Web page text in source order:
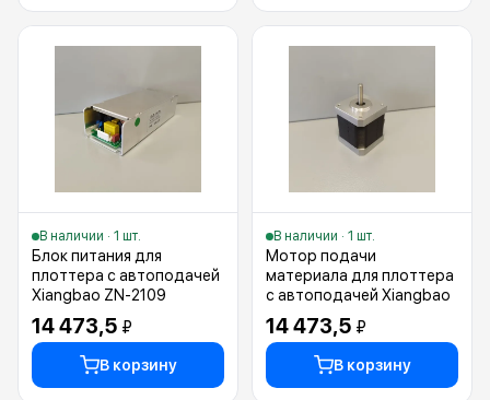
В наличии · 1 шт.
Блок питания для
плоттера с автоподачей
Xiangbao ZN-2109
14 473,5 ₽
В корзину
В наличии · 1 шт.
Мотор подачи
материала для плоттера
с автоподачей Xiangbao
14 473,5 ₽
В корзину